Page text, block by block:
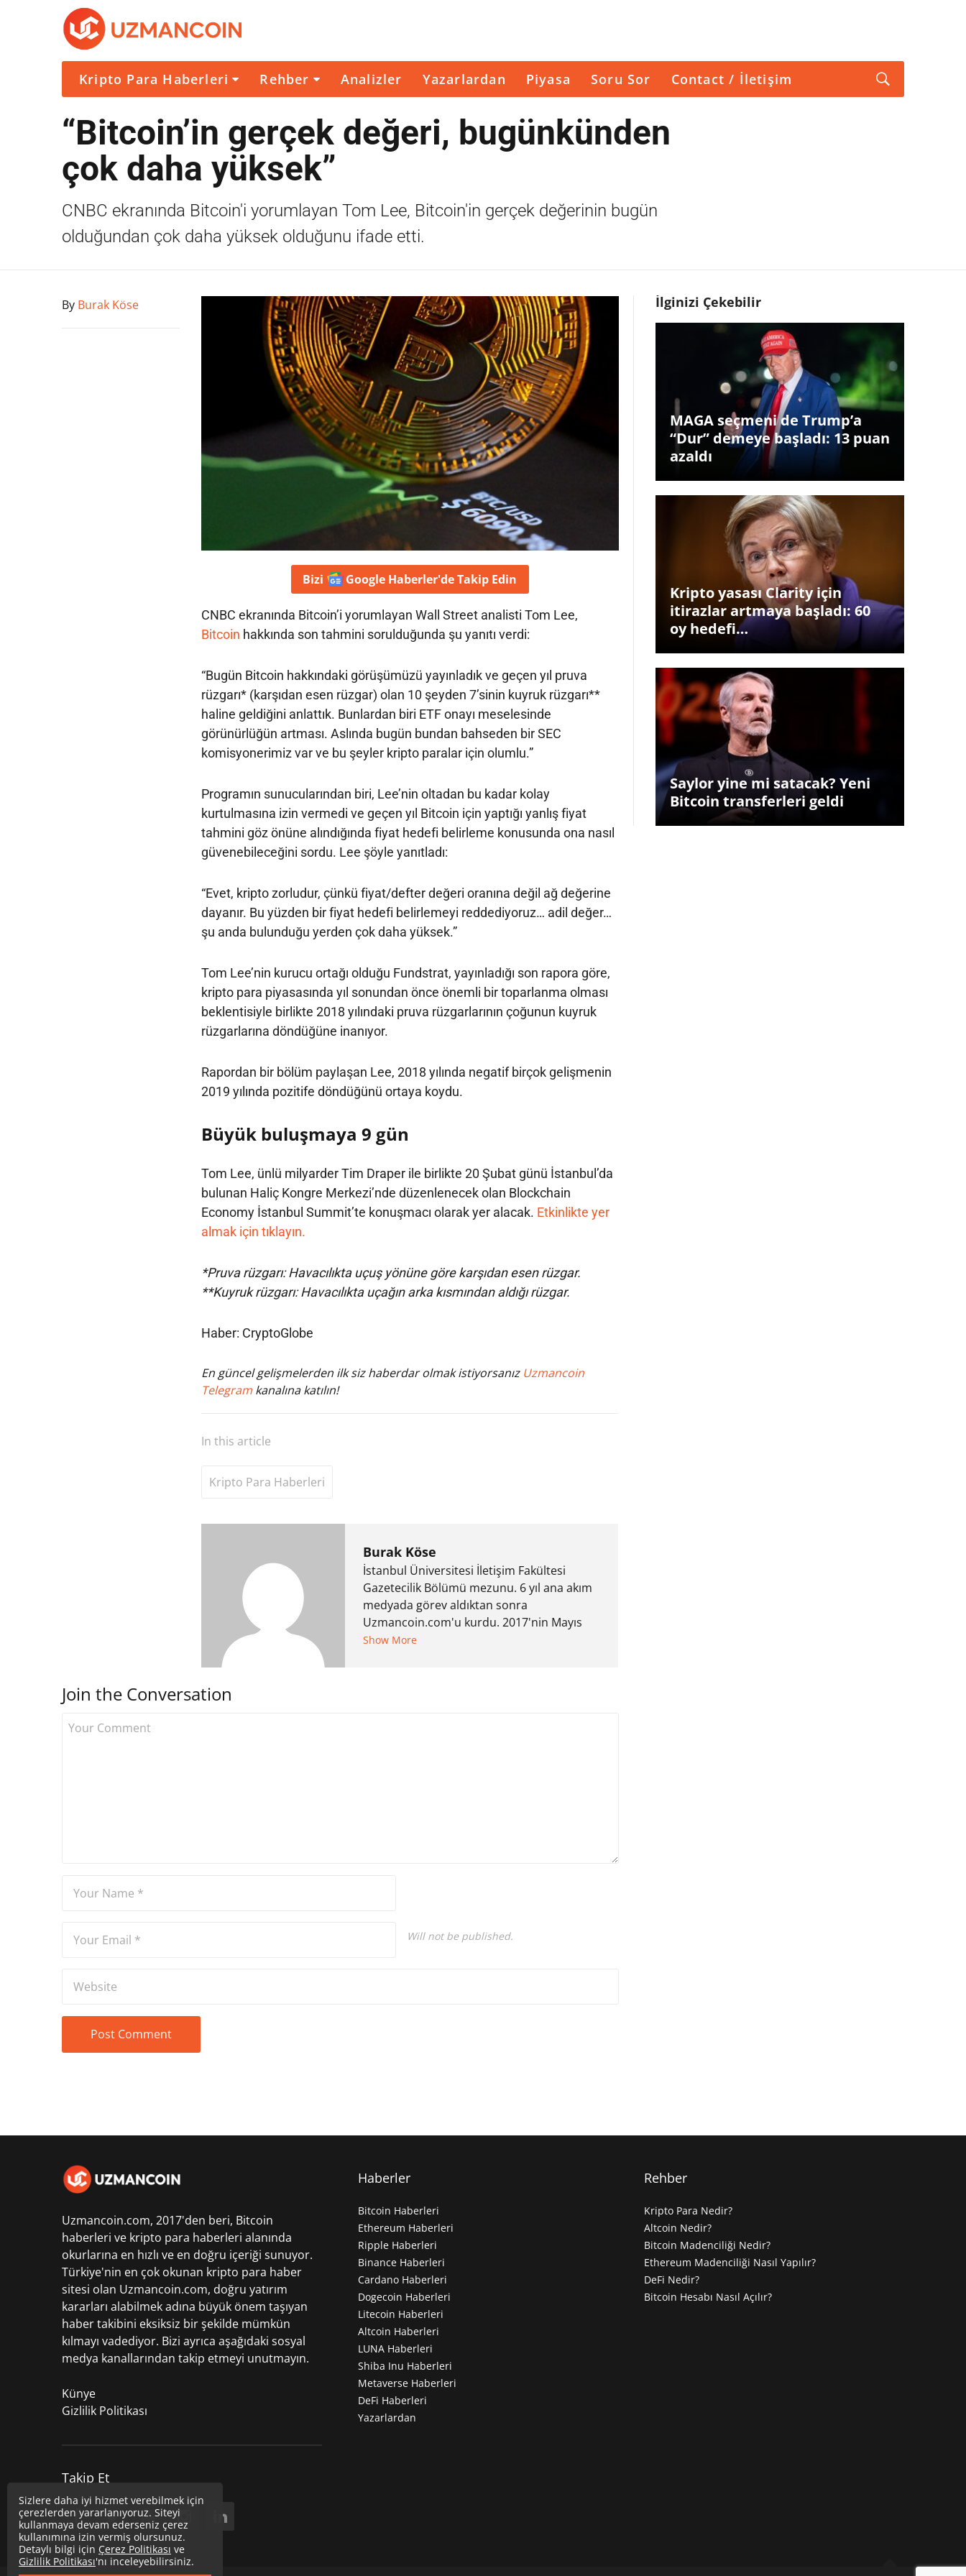
Kripto Para Haberleri Rehber Analizler Yazarlardan Piyasa Soru Sor Contact / İletişim
“Bitcoin’in gerçek değeri, bugünkünden
çok daha yüksek”
CNBC ekranında Bitcoin'i yorumlayan Tom Lee, Bitcoin'in gerçek değerinin bugün
olduğundan çok daha yüksek olduğunu ifade etti.
By Burak Köse
Bizi Google Haberler'deTakip Edin
CNBC ekranında Bitcoin’i yorumlayan Wall Street analisti Tom Lee,
Bitcoin hakkında son tahmini sorulduğunda şu yanıtı verdi:
“Bugün Bitcoin hakkındaki görüşümüzü yayınladık ve geçen yıl pruva
rüzgarı* (karşıdan esen rüzgar) olan 10 şeyden 7’sinin kuyruk rüzgarı**
haline geldiğini anlattık. Bunlardan biri ETF onayı meselesinde
görünürlüğün artması. Aslında bugün bundan bahseden bir SEC
komisyonerimiz var ve bu şeyler kripto paralar için olumlu.”
Programın sunucularından biri, Lee’nin oltadan bu kadar kolay
kurtulmasına izin vermedi ve geçen yıl Bitcoin için yaptığı yanlış fiyat
tahmini göz önüne alındığında fiyat hedefi belirleme konusunda ona nasıl
güvenebileceğini sordu. Lee şöyle yanıtladı:
“Evet, kripto zorludur, çünkü fiyat/defter değeri oranına değil ağ değerine
dayanır. Bu yüzden bir fiyat hedefi belirlemeyi reddediyoruz… adil değer…
şu anda bulunduğu yerden çok daha yüksek.”
Tom Lee’nin kurucu ortağı olduğu Fundstrat, yayınladığı son rapora göre,
kripto para piyasasında yıl sonundan önce önemli bir toparlanma olması
beklentisiyle birlikte 2018 yılındaki pruva rüzgarlarının çoğunun kuyruk
rüzgarlarına döndüğüne inanıyor.
Rapordan bir bölüm paylaşan Lee, 2018 yılında negatif birçok gelişmenin
2019 yılında pozitife döndüğünü ortaya koydu.
Büyük buluşmaya 9 gün
Tom Lee, ünlü milyarder Tim Draper ile birlikte 20 Şubat günü İstanbul’da
bulunan Haliç Kongre Merkezi’nde düzenlenecek olan Blockchain
Economy İstanbul Summit’te konuşmacı olarak yer alacak. Etkinlikte yer
almak için tıklayın.
*Pruva rüzgarı: Havacılıkta uçuş yönüne göre karşıdan esen rüzgar.
**Kuyruk rüzgarı: Havacılıkta uçağın arka kısmından aldığı rüzgar.
Haber: CryptoGlobe
En güncel gelişmelerden ilk siz haberdar olmak istiyorsanız Uzmancoin
Telegram kanalına katılın!
In this article
Kripto Para Haberleri
Burak Köse
İstanbul Üniversitesi İletişim Fakültesi
Gazetecilik Bölümü mezunu. 6 yıl ana akım
medyada görev aldıktan sonra
Uzmancoin.com'u kurdu. 2017'nin Mayıs
ayından bu yana bilfiil kripto para
Show More
Join the Conversation
Will not be published.
İlginizi Çekebilir
MAGA seçmeni de Trump’a
“Dur” demeye başladı: 13 puan
azaldı
Kripto yasası Clarity için
itirazlar artmaya başladı: 60
oy hedefi…
Saylor yine mi satacak? Yeni
Bitcoin transferleri geldi
Uzmancoin.com, 2017'den beri, Bitcoin
haberleri ve kripto para haberleri alanında
okurlarına en hızlı ve en doğru içeriği sunuyor.
Türkiye'nin en çok okunan kripto para haber
sitesi olan Uzmancoin.com, doğru yatırım
kararları alabilmek adına büyük önem taşıyan
haber takibini eksiksiz bir şekilde mümkün
kılmayı vadediyor. Bizi ayrıca aşağıdaki sosyal
medya kanallarından takip etmeyi unutmayın.
Künye
Gizlilik Politikası
Takip Et
Haberler
Bitcoin Haberleri
Ethereum Haberleri
Ripple Haberleri
Binance Haberleri
Cardano Haberleri
Dogecoin Haberleri
Litecoin Haberleri
Altcoin Haberleri
LUNA Haberleri
Shiba Inu Haberleri
Metaverse Haberleri
DeFi Haberleri
Yazarlardan
Rehber
Kripto Para Nedir?
Altcoin Nedir?
Bitcoin Madenciliği Nedir?
Ethereum Madenciliği Nasıl Yapılır?
DeFi Nedir?
Bitcoin Hesabı Nasıl Açılır?
Sizlere daha iyi hizmet verebilmek için
çerezlerden yararlanıyoruz. Siteyi
kullanmaya devam ederseniz çerez
kullanımına izin vermiş olursunuz.
Detaylı bilgi için Çerez Politikası ve
Gizlilik Politikası'nı inceleyebilirsiniz.